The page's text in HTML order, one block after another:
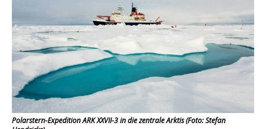
Polarstern-Expedition ARK XXVII-3 in die zentrale Arktis (Foto: Stefan